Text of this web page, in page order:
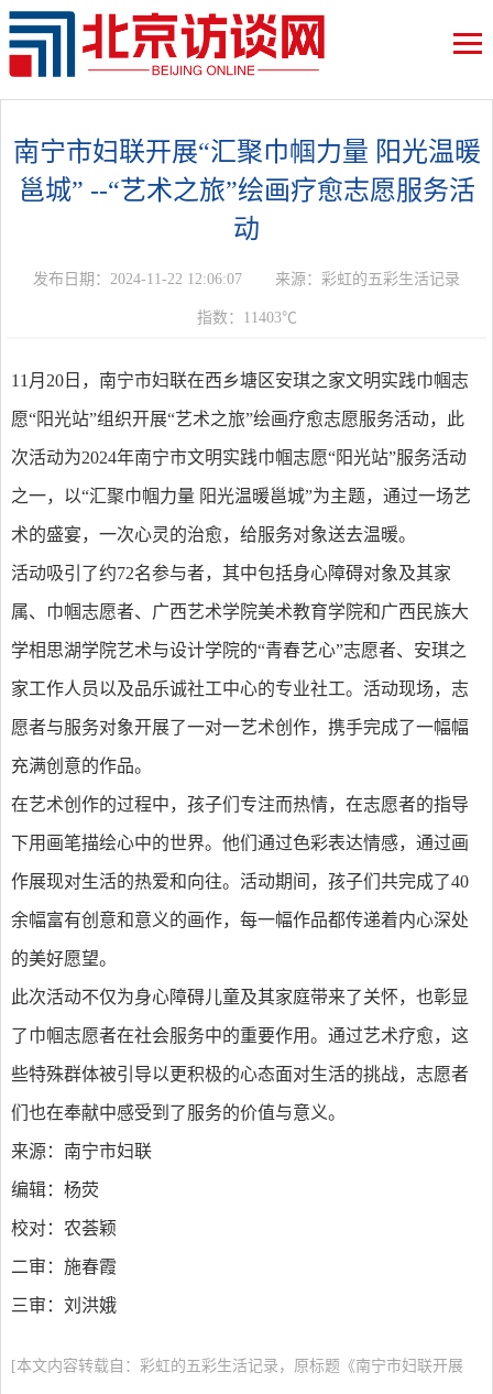
南宁市妇联开展“汇聚巾帼力量 阳光温暖
邕城” --“艺术之旅”绘画疗愈志愿服务活
动
发布日期：2024-11-22 12:06:07 来源：彩虹的五彩生活记录
指数：11403℃
11月20日，南宁市妇联在西乡塘区安琪之家文明实践巾帼志
愿“阳光站”组织开展“艺术之旅”绘画疗愈志愿服务活动，此
次活动为2024年南宁市文明实践巾帼志愿“阳光站”服务活动
之一，以“汇聚巾帼力量 阳光温暖邕城”为主题，通过一场艺
术的盛宴，一次心灵的治愈，给服务对象送去温暖。
活动吸引了约72名参与者，其中包括身心障碍对象及其家
属、巾帼志愿者、广西艺术学院美术教育学院和广西民族大
学相思湖学院艺术与设计学院的“青春艺心”志愿者、安琪之
家工作人员以及品乐诚社工中心的专业社工。活动现场，志
愿者与服务对象开展了一对一艺术创作，携手完成了一幅幅
充满创意的作品。
在艺术创作的过程中，孩子们专注而热情，在志愿者的指导
下用画笔描绘心中的世界。他们通过色彩表达情感，通过画
作展现对生活的热爱和向往。活动期间，孩子们共完成了40
余幅富有创意和意义的画作，每一幅作品都传递着内心深处
的美好愿望。
此次活动不仅为身心障碍儿童及其家庭带来了关怀，也彰显
了巾帼志愿者在社会服务中的重要作用。通过艺术疗愈，这
些特殊群体被引导以更积极的心态面对生活的挑战，志愿者
们也在奉献中感受到了服务的价值与意义。
来源：南宁市妇联
编辑：杨荧
校对：农荟颖
二审：施春霞
三审：刘洪娥
[本文内容转载自：彩虹的五彩生活记录，原标题《南宁市妇联开展